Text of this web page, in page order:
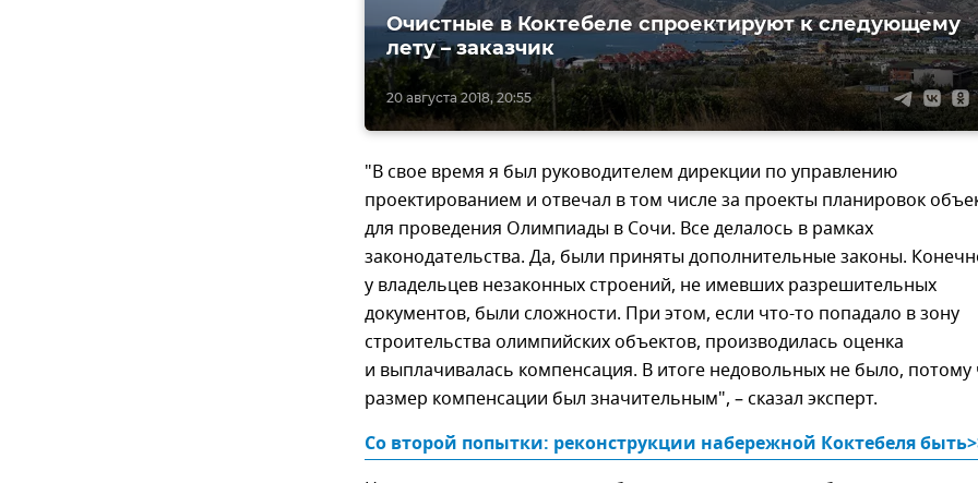
20 августа 2018, 20:55
Очистные в Коктебеле спроектируют к следующему
лету – заказчик
"В свое время я был руководителем дирекции по управлению
проектированием и отвечал в том числе за проекты планировок
для проведения Олимпиады в Сочи. Все делалось в рамках
законодательства. Да, были приняты дополнительные законы.
у владельцев незаконных строений, не имевших разрешительных
документов, были сложности. При этом, если что-то попадало в зону
строительства олимпийских объектов, производилась оценка
и выплачивалась компенсация. В итоге недовольных не было, потому
размер компенсации был значительным", – сказал эксперт.
Со второй попытки: реконструкции набережной Коктебеля